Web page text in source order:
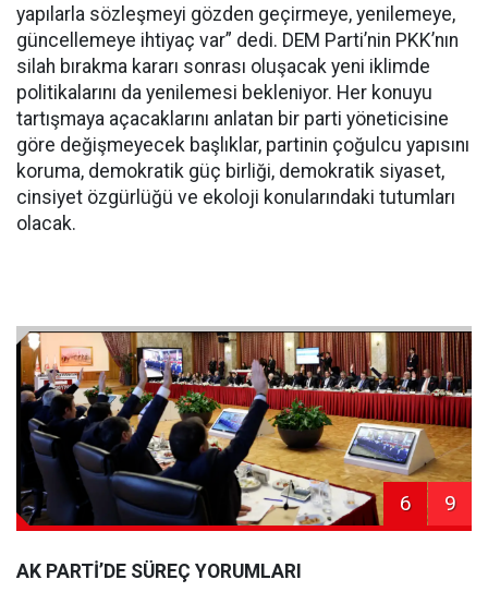
yapılarla sözleşmeyi gözden geçirmeye, yenilemeye,
güncellemeye ihtiyaç var” dedi. DEM Parti’nin PKK’nın
silah bırakma kararı sonrası oluşacak yeni iklimde
politikalarını da yenilemesi bekleniyor. Her konuyu
tartışmaya açacaklarını anlatan bir parti yöneticisine
göre değişmeyecek başlıklar, partinin çoğulcu yapısını
koruma, demokratik güç birliği, demokratik siyaset,
cinsiyet özgürlüğü ve ekoloji konularındaki tutumları
olacak.
6 9
AK PARTİ’DE SÜREÇ YORUMLARI